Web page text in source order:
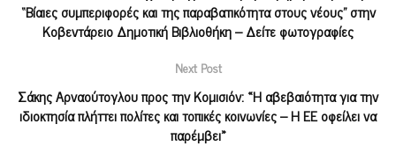
“Βίαιες συμπεριφορές και της παραβατικότητα στους νέους” στην
Κοβεντάρειο Δημοτική Βιβλιοθήκη – Δείτε φωτογραφίες
Next Post
Σάκης Αρναούτογλου προς την Κομισιόν: «Η αβεβαιότητα για την
ιδιοκτησία πλήττει πολίτες και τοπικές κοινωνίες – Η ΕΕ οφείλει να
παρέμβει»